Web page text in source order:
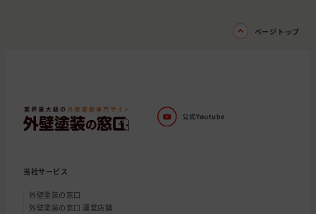
ページトップ
当社サービス
外壁塗装の窓口
外壁塗装の窓口 運営店舗